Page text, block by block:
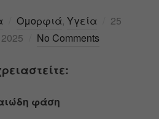
Ομορφιά, Υγεία
25
No Comments
φάση